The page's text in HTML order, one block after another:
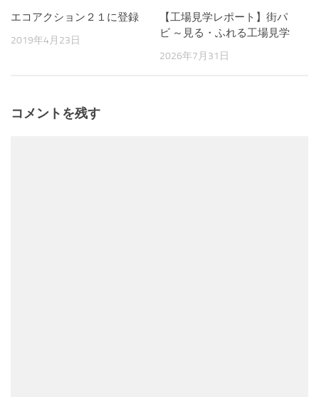
エコアクション２１に登録
2019年4月23日
【工場見学レポート】街パ
ビ ～見る・ふれる工場見学
2026年7月31日
コメントを残す